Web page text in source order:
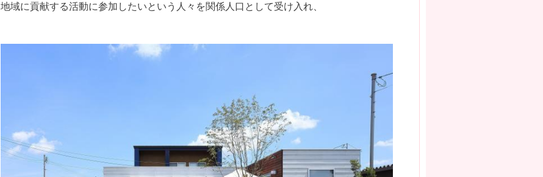
地域に貢献する活動に参加したいという人々を関係人口として受け入れ、